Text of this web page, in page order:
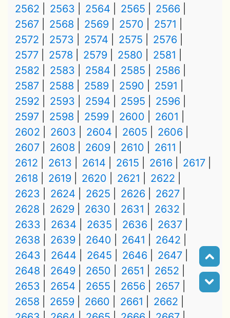
2562
2563 2564 2565
2566
2567
2568 2569 2570
2571
2572
2573 2574 2575
2576
2577
2578 2579 2580
2581
2582
2583 2584 2585
2586
2587
2588 2589 2590
2591
2592
2593 2594 2595
2596
2597
2598 2599 2600
2601
2602
2603 2604 2605
2606
2607
2608 2609 2610
2611
2612
2613 2614 2615 2616
2617
2618
2619 2620 2621
2622
2623
2624 2625 2626
2627
2628
2629 2630 2631
2632
2633
2634 2635 2636
2637
2638
2639 2640 2641
2642
2643
2644 2645 2646
2647
2648
2649 2650 2651
2652
2653
2654 2655 2656
2657
2658
2659 2660 2661
2662